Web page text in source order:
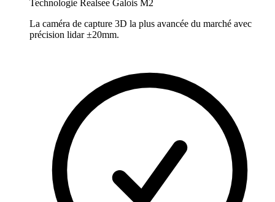
Technologie Realsee Galois M2
La caméra de capture 3D la plus avancée du marché avec
précision lidar ±20mm.